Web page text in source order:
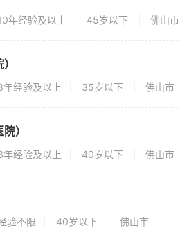
年经验及以上 45岁以下 佛山市
年经验及以上 35岁以下 佛山市
）
年经验及以上 40岁以下 佛山市
验不限 40岁以下 佛山市